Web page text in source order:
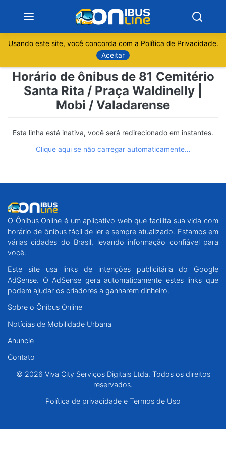
Sobre
Minas Gerais
São Paulo
Espírito Santo
Paraná
Santa Catarina
Centro-Oeste
Norte
Usando este site, você concorda com a Política de Privacidade.
Aceitar
Horário de ônibus de 81 Cemitério
Santa Rita / Praça Waldinelly |
Mobi / Valadarense
Esta linha está inativa, você será redirecionado em instantes.
Clique aqui se não carregar automaticamente…
O Ônibus Online é um aplicativo web que facilita sua vida com
horário de ônibus fácil de ler e sempre atualizado. Estamos em
várias cidades do Brasil, levando informação confiável para
você.
Este site usa links de intenções publicitária do Google
AdSense. O AdSense gera automaticamente estes links que
podem ajudar os criadores a ganharem dinheiro.
Sobre o Ônibus Online
Notícias de Mobilidade Urbana
Anuncie
Contato
© 2026 Viva City Serviços Digitais Ltda. Todos os direitos
reservados.
Política de privacidade e Termos de Uso